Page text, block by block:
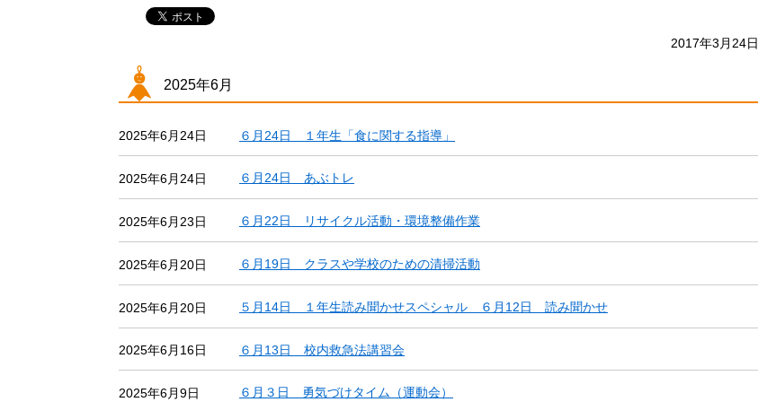
2017年3月24日
2025年6月
2025年6月24日 ６月24日 １年生「食に関する指導」
2025年6月24日 ６月24日 あぶトレ
2025年6月23日 ６月22日 リサイクル活動・環境整備作業
2025年6月20日 ６月19日 クラスや学校のための清掃活動
2025年6月20日 ５月14日 １年生読み聞かせスペシャル ６月12日 読み聞かせ
2025年6月16日 ６月13日 校内救急法講習会
2025年6月9日 ６月３日 勇気づけタイム（運動会）